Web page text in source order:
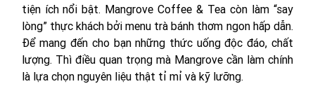
tiện ích nổi bật. Mangrove Coffee & Tea còn làm “say
lòng” thực khách bởi menu trà bánh thơm ngon hấp dẫn.
Để mang đến cho bạn những thức uống độc đáo, chất
lượng. Thì điều quan trọng mà Mangrove cần làm chính
là lựa chọn nguyên liệu thật tỉ mỉ và kỹ lưỡng.